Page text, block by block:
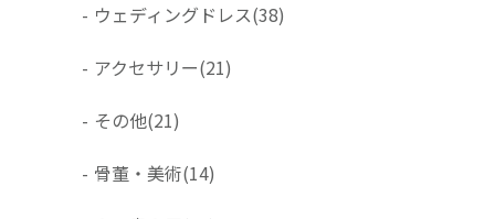
- ウェディングドレス(38)
- アクセサリー(21)
- その他(21)
- 骨董・美術(14)